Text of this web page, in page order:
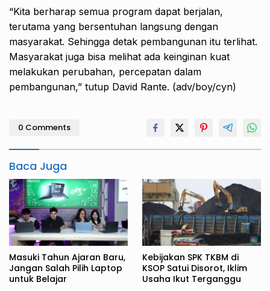
“Kita berharap semua program dapat berjalan,
terutama yang bersentuhan langsung dengan
masyarakat. Sehingga detak pembangunan itu terlihat.
Masyarakat juga bisa melihat ada keinginan kuat
melakukan perubahan, percepatan dalam
pembangunan,” tutup David Rante. (adv/boy/cyn)
0 Comments
Baca Juga
Masuki Tahun Ajaran Baru,
Jangan Salah Pilih Laptop
untuk Belajar
Kebijakan SPK TKBM di
KSOP Satui Disorot, Iklim
Usaha Ikut Terganggu